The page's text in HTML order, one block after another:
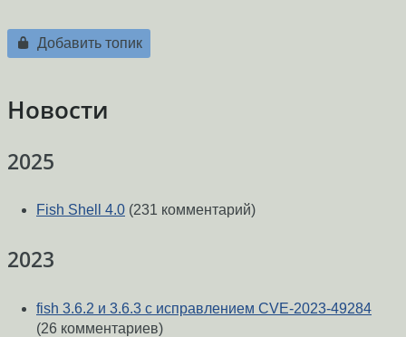
Добавить топик
Новости
2025
Fish Shell 4.0 (231 комментарий)
2023
fish 3.6.2 и 3.6.3 с исправлением CVE-2023-49284
(26 комментариев)